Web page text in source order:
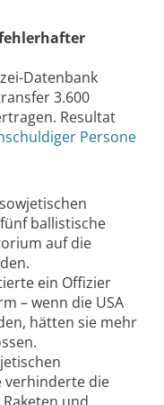
Datenbank
3.600
Resultat
Persone
ballistische
auf die
ein Offizier
– wenn die USA
hätten sie mehr
verhinderte die